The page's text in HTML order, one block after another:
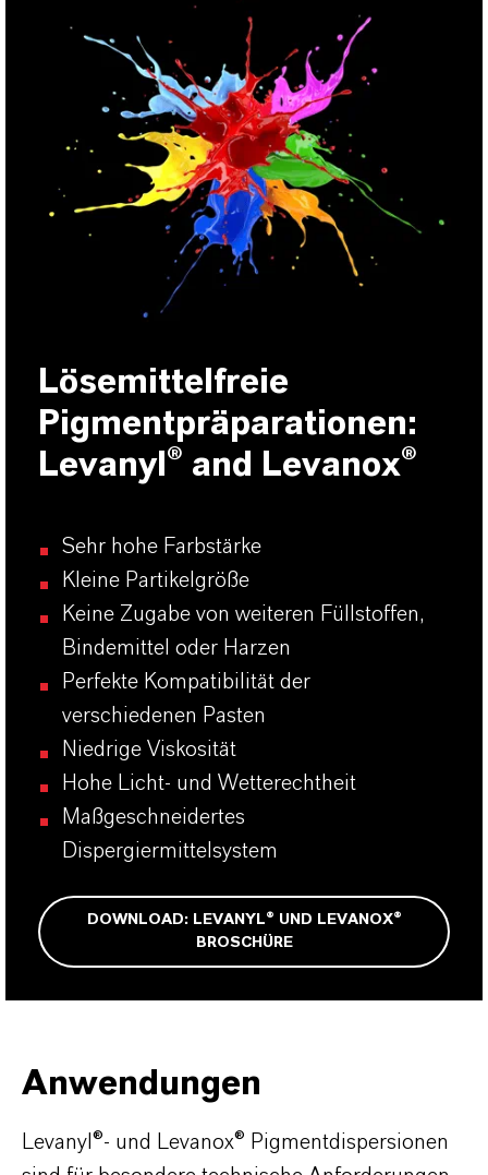
Lösemittelfreie
Pigmentpräparationen:
Levanyl® and Levanox®
Sehr hohe Farbstärke
Kleine Partikelgröße
Keine Zugabe von weiteren Füllstoffen,
Bindemittel oder Harzen
Perfekte Kompatibilität der
verschiedenen Pasten
Niedrige Viskosität
Hohe Licht- und Wetterechtheit
Maßgeschneidertes
Dispergiermittelsystem
DOWNLOAD: LEVANYL® UND LEVANOX®
BROSCHÜRE
Anwendungen
Levanyl®- und Levanox® Pigmentdispersionen